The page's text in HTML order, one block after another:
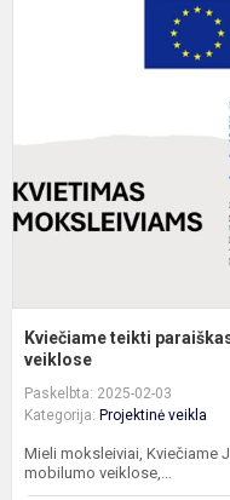
Kviečiame teikti
veiklose
Paskelbta: 2025-02-03
Kategorija: Projektinė veikla
Mieli moksleiviai, Kviečiame
mobilumo veiklose,...